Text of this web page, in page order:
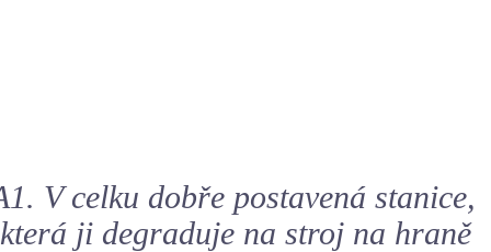
V celku dobře postavená stanice,
ji degraduje na stroj na hraně